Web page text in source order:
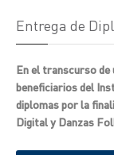
Entrega de
En el transcurso
beneficiarios del
diplomas por la
Digital y Danzas